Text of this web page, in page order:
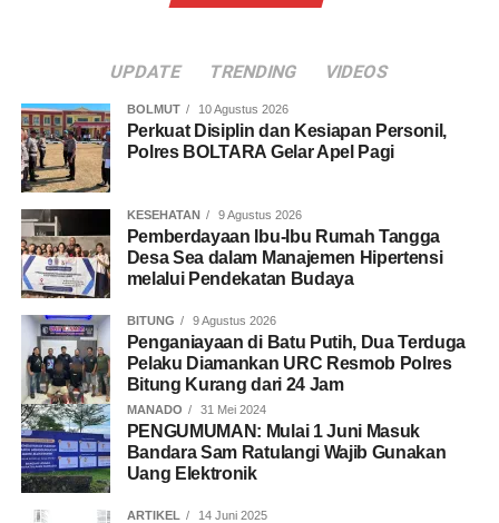
UPDATE TRENDING VIDEOS
BOLMUT 10 Agustus 2026
Perkuat Disiplin dan Kesiapan Personil,
Polres BOLTARA Gelar Apel Pagi
KESEHATAN 9 Agustus 2026
Pemberdayaan Ibu-Ibu Rumah Tangga
Desa Sea dalam Manajemen Hipertensi
melalui Pendekatan Budaya
BITUNG 9 Agustus 2026
Penganiayaan di Batu Putih, Dua Terduga
Pelaku Diamankan URC Resmob Polres
Bitung Kurang dari 24 Jam
MANADO 31 Mei 2024
PENGUMUMAN: Mulai 1 Juni Masuk
Bandara Sam Ratulangi Wajib Gunakan
Uang Elektronik
ARTIKEL 14 Juni 2025